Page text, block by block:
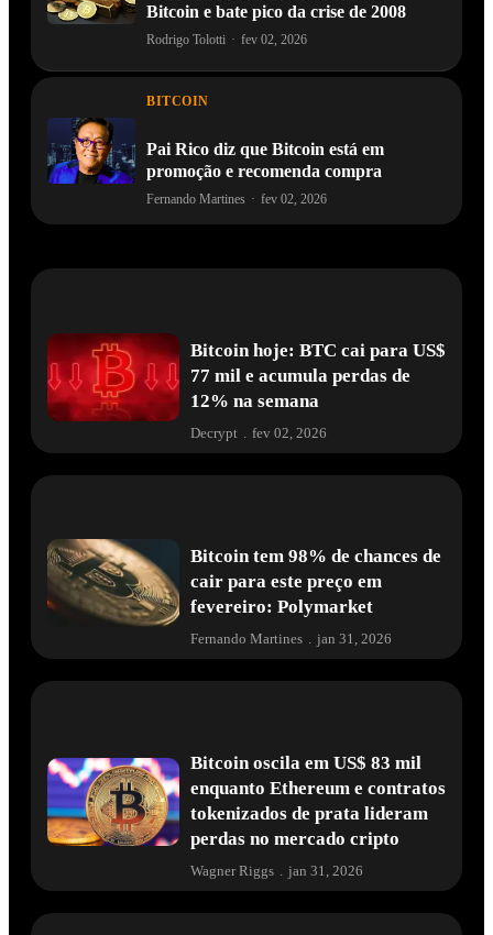
Bitcoin e bate pico da crise de 2008
Rodrigo Tolotti · fev 02, 2026
BITCOIN
Pai Rico diz que Bitcoin está em
promoção e recomenda compra
Fernando Martines · fev 02, 2026
Bitcoin hoje: BTC cai para US$
77 mil e acumula perdas de
12% na semana
Decrypt fev 02, 2026
Bitcoin tem 98% de chances de
cair para este preço em
fevereiro: Polymarket
Fernando Martines . jan 31, 2026
Bitcoin oscila em US$ 83 mil
enquanto Ethereum e contratos
tokenizados de prata lideram
perdas no mercado cripto
Wagner Riggs jan 31, 2026